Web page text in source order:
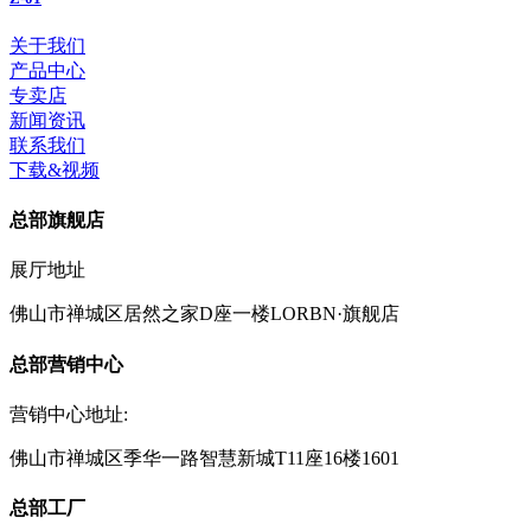
关于我们
产品中心
专卖店
新闻资讯
联系我们
下载&视频
总部旗舰店
展厅地址
佛山市禅城区居然之家D座一楼LORBN·旗舰店
总部营销中心
营销中心地址:
佛山市禅城区季华一路智慧新城T11座16楼1601
总部工厂